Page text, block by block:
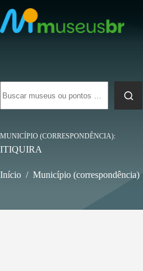
para
o
conteúdo
resultados
MUNICÍPIO (CORRESPONDÊNCIA)
ITIQUIRA
Início / Município (correspondência)